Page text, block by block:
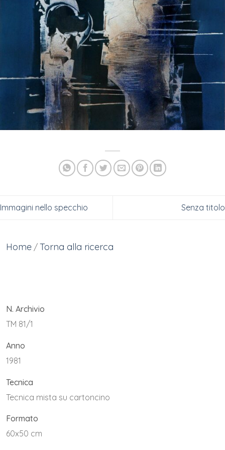
Immagini nello specchio Senza titolo
Home / Torna alla ricerca
N. Archivio
TM 81/1
Anno
1981
Tecnica
Tecnica mista su cartoncino
Formato
60x50 cm